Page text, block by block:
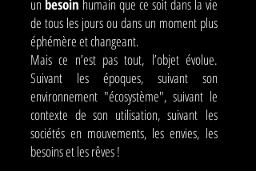
un besoin humain que ce soit dans la vie
de tous les jours ou dans un moment plus
éphémère et changeant.
Mais ce n’est pas tout, l’objet évolue.
Suivant les époques, suivant son
environnement "écosystème", suivant le
contexte de son utilisation,suivant les
sociétés en mouvements, les envies, les
besoins et les rêves !